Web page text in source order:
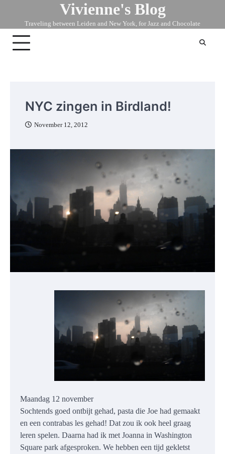
content
Vivienne's Blog
Traveling between Leiden and New York, for Jazz and Chocolate
NYC zingen in Birdland!
November 12, 2012
Maandag 12 november
Sochtends goed ontbijt gehad, pasta die Joe had gemaakt
en een contrabas les gehad! Dat zou ik ook heel graag
leren spelen. Daarna had ik met Joanna in Washington
Square park afgesproken. We hebben een tijd gekletst